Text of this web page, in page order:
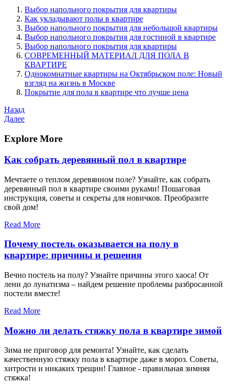
Выбор напольного покрытия для квартиры
Как укладывают полы в квартире
Выбор напольного покрытия для небольшой квартиры
Выбор напольного покрытия для гостиной в квартире
Выбор напольного покрытия для квартиры
СОВРЕМЕННЫЙ МАТЕРИАЛ ДЛЯ ПОЛА В
КВАРТИРЕ
Однокомнатные квартиры на Октябрьском поле: Новый
взгляд на жизнь в Москве
Покрытие для пола в квартире что лучше цена
Навигация
по
записям
Предыдущая
запись
Назад
Следующая
Далее
Explore More
Как собрать деревянный пол в квартире
Мечтаете о теплом деревянном поле? Узнайте, как собрать
деревянный пол в квартире своими руками! Пошаговая
инструкция, советы и секреты для новичков. Преобразите
свой дом!
Read More
Почему постель оказывается на полу в
квартире: причины и решения
Вечно постель на полу? Узнайте причины этого хаоса! От
лени до лунатизма – найдем решение проблемы разбросанной
постели вместе!
Read More
Можно ли делать стяжку пола в квартире зимой
Зима не приговор для ремонта! Узнайте, как сделать
качественную стяжку пола в квартире даже в мороз. Советы,
хитрости и никаких трещин! Главное - правильная зимняя
стяжка!